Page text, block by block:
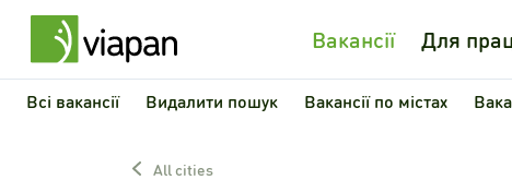
Вакансії Для
Всі вакансії Видалити пошук Вакансії по містах
All cities